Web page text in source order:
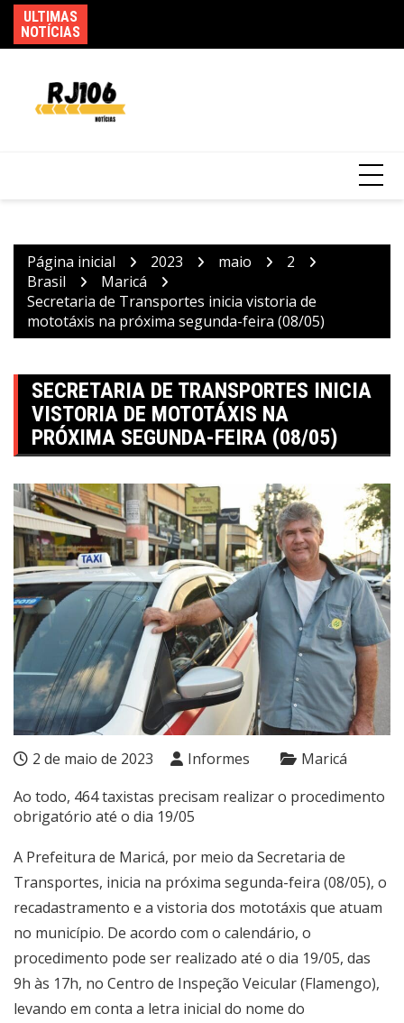
para
o
ULTIMAS
NOTÍCIAS
para servidores públicos
Página inicial 2023 maio
2
Brasil
Maricá
Secretaria de Transportes inicia vistoria de
mototáxis na próxima segunda-feira (08/05)
SECRETARIA DE TRANSPORTES INICIA
VISTORIA DE MOTOTÁXIS NA
PRÓXIMA SEGUNDA-FEIRA (08/05)
2 de maio de 2023 Informes
Maricá
Ao todo, 464 taxistas precisam realizar o procedimento
obrigatório até o dia 19/05
A Prefeitura de Maricá, por meio da Secretaria de
Transportes, inicia na próxima segunda-feira (08/05), o
recadastramento e a vistoria dos mototáxis que atuam
no município. De acordo com o calendário, o
procedimento pode ser realizado até o dia 19/05, das
9h às 17h, no Centro de Inspeção Veicular (Flamengo),
levando em conta a letra inicial do nome do